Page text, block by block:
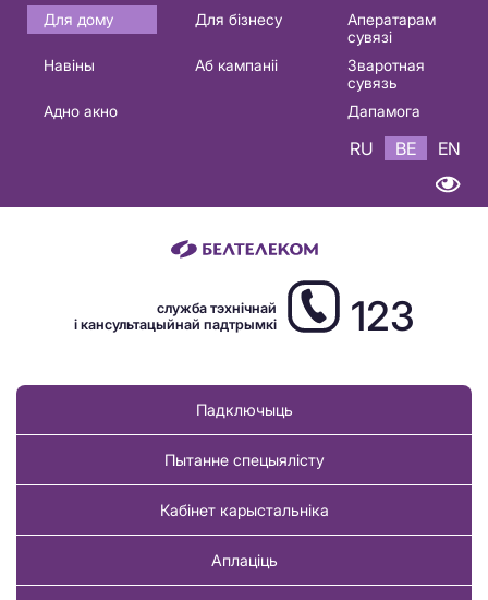
Основная
навигация
Для дому Для бізнесу
Аператарам
сувязі
Навіны
Аб кампаніі
Зваротная
сувязь
Адно акно
Дапамога
RU BE EN
служба тэхнічнай
і кансультацыйнай падтрымкі
123
Падключыць
Пытанне спецыялісту
Кабінет карыстальніка
Аплаціць